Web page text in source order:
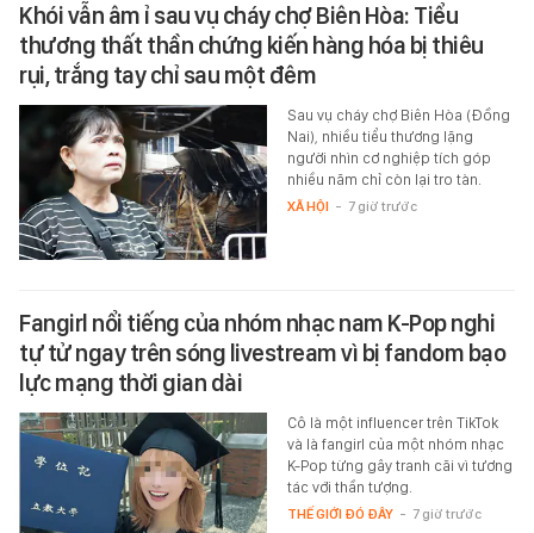
Khói vẫn âm ỉ sau vụ cháy chợ Biên Hòa: Tiểu
thương thất thần chứng kiến hàng hóa bị thiêu
rụi, trắng tay chỉ sau một đêm
Sau vụ cháy chợ Biên Hòa (Đồng
Nai), nhiều tiểu thương lặng
người nhìn cơ nghiệp tích góp
nhiều năm chỉ còn lại tro tàn.
XÃ HỘI - 7 giờ trước
Fangirl nổi tiếng của nhóm nhạc nam K-Pop nghi
tự tử ngay trên sóng livestream vì bị fandom bạo
lực mạng thời gian dài
Cô là một influencer trên TikTok
và là fangirl của một nhóm nhạc
K-Pop từng gây tranh cãi vì tương
tác với thần tượng.
THẾ GIỚI ĐÓ ĐÂY - 7 giờ trước